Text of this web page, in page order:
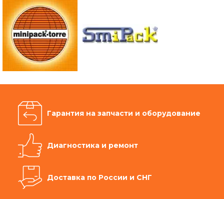
Гарантия на запчасти и оборудование
Диагностика и ремонт
Доставка по России и СНГ